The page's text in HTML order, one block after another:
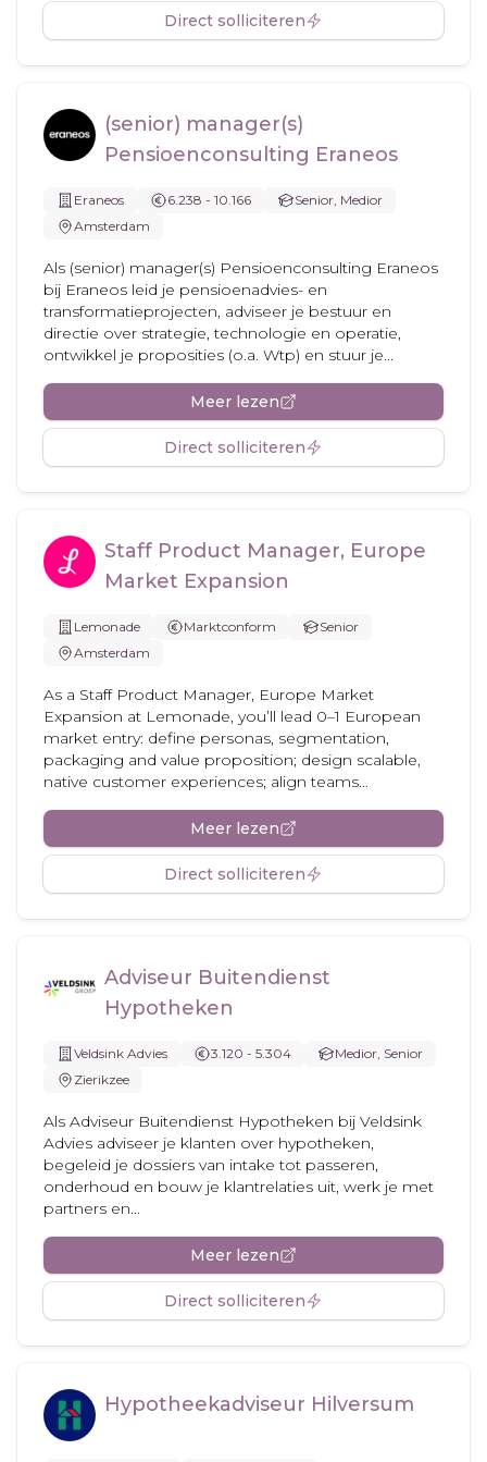
Direct solliciteren
(senior) manager(s)
Pensioenconsulting Eraneos
Eraneos 6.238 - 10.166
Senior, Medior
Amsterdam
Als (senior) manager(s) Pensioenconsulting Eraneos
bij Eraneos leid je pensioenadvies- en
transformatieprojecten, adviseer je bestuur en
directie over strategie, technologie en operatie,
ontwikkel je proposities (o.a. Wtp) en stuur je...
Meer lezen
Direct solliciteren
Staff Product Manager, Europe
Market Expansion
Lemonade Marktconform
Senior
Amsterdam
As a Staff Product Manager, Europe Market
Expansion at Lemonade, you’ll lead 0–1 European
market entry: define personas, segmentation,
packaging and value proposition; design scalable,
native customer experiences; align teams...
Meer lezen
Direct solliciteren
Adviseur Buitendienst
Hypotheken
Veldsink Advies 3.120 - 5.304
Medior, Senior
Zierikzee
Als Adviseur Buitendienst Hypotheken bij Veldsink
Advies adviseer je klanten over hypotheken,
begeleid je dossiers van intake tot passeren,
onderhoud en bouw je klantrelaties uit, werk je met
partners en...
Meer lezen
Direct solliciteren
Hypotheek­adviseur Hilversum